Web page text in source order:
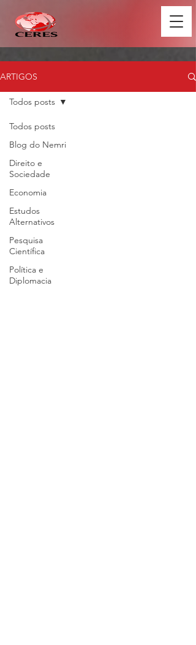
ARTIGOS
Todos posts
Blog do Nemri
Direito e
Sociedade
Economia
Estudos
Alternativos
Pesquisa
Científica
Política e
Diplomacia
Todos posts